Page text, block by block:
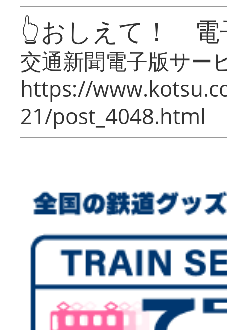
👆おしえて！ 電
交通新聞電子版サー
https://
21/post_4048.html